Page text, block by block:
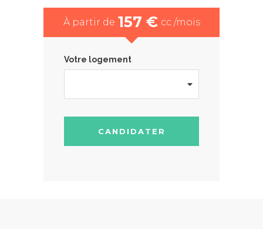
À partir de 157 € cc /mois
Votre logement
CANDIDATER